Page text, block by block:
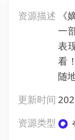
资源描述
一
表
看
随
更新时间
资源类型